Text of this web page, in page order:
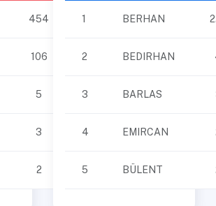
454
106
5
3
2
1 BERHAN
2 BEDIRHAN
3 BARLAS
4 EMIRCAN
5 BÜLENT